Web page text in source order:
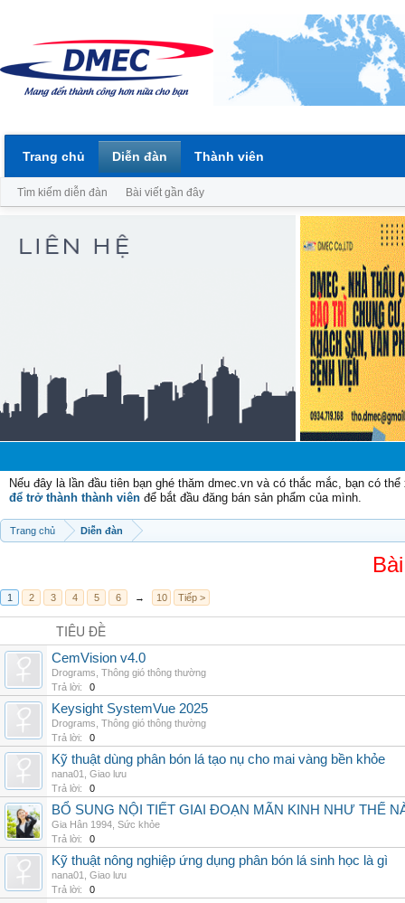
Nếu đây là lần đầu tiên bạn ghé thăm dmec.vn và có thắc mắc, bạn có
để trở thành thành viên để bắt đầu đăng bán sản phẩm của mình.
Trang chủ Diễn đàn
1 2 3 4 5 6 → 10 Tiếp >
TIÊU ĐỀ
CemVision v4.0
Drograms Thông gió thông thường
Trả lời:
0
Keysight SystemVue 2025
Drograms Thông gió thông thường
Trả lời:
0
Kỹ thuật dùng phân bón lá tạo nụ cho mai vàng bền khỏe
nana01
Giao lưu
Trả lời:
0
BỔ SUNG NỘI TIẾT GIAI ĐOẠN MÃN KINH NHƯ THẾ
Gia Hân 1994 Sức khỏe
Trả lời:
0
Kỹ thuật nông nghiệp ứng dụng phân bón lá sinh học là gì
nana01
Giao lưu
Trả lời:
0
Trang chủ Diễn đàn
Tìm kiếm diễn đàn Bài viết gần đây
Thành viên